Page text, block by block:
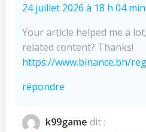
24 juillet 2026 à 18 h 04 min
Your article helped me a
related content? Thanks!
https://www.binance.bh/
répondre
k99game dit :